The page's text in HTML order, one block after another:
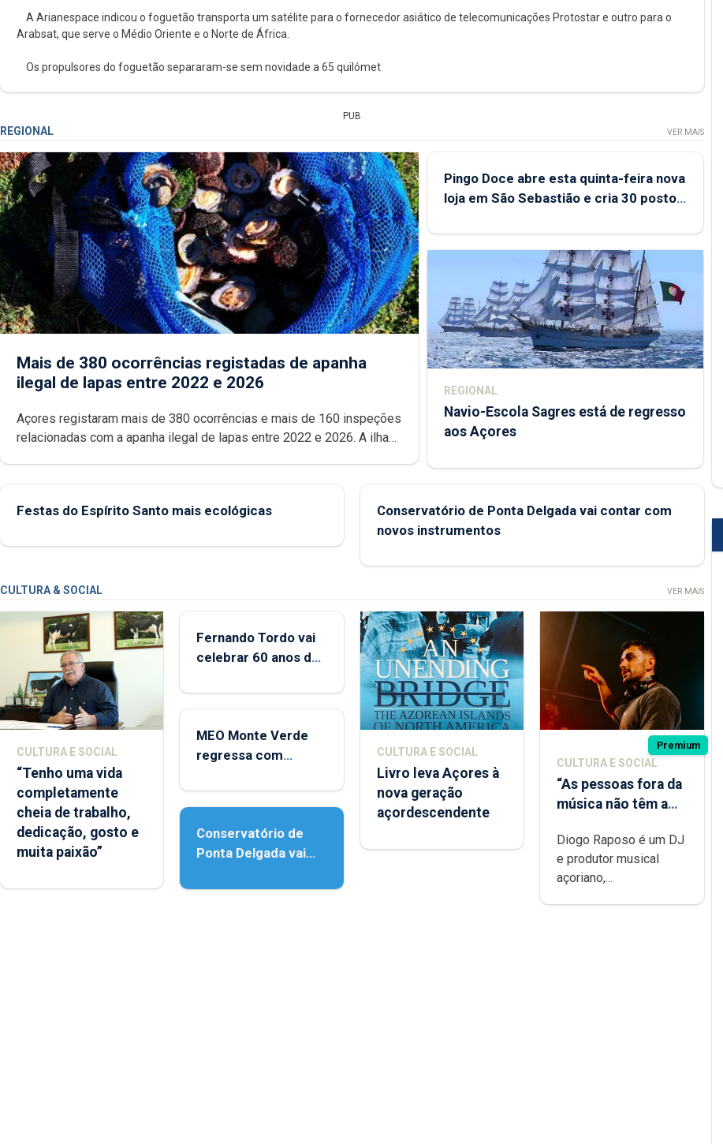
A Arianespace indicou o foguetão transporta um satélite para o fornecedor asiático de telecomunicações Protostar e outro para o
Arabsat, que serve o Médio Oriente e o Norte de África.
Os propulsores do foguetão separaram-se sem novidade a 65 quilómet
PUB
REGIONAL VER MAIS
Mais de 380 ocorrências registadas de apanha
ilegal de lapas entre 2022 e 2026
Açores registaram mais de 380 ocorrências e mais de 160 inspeções
relacionadas com a apanha ilegal de lapas entre 2022 e 2026. A ilha
Pingo Doce abre esta quinta-feira nova
loja em São Sebastião e cria 30 postos
REGIONAL
Navio-Escola Sagres está de regresso
aos Açores
Festas do Espírito Santo mais ecológicas
Conservatório de Ponta Delgada vai contar com
novos instrumentos
CULTURA & SOCIAL VER MAIS
CULTURA E SOCIAL
“Tenho uma vida
completamente
cheia de trabalho,
dedicação, gosto e
muita paixão”
Fernando Tordo vai
celebrar 60 anos de
Micaelense
MEO Monte Verde
regressa com
acessibilidade
Conservatório de
Ponta Delgada vai
instrumentos
CULTURA E SOCIAL
Livro leva Açores à
nova geração
açordescendente
Premium
CULTURA E SOCIAL
“As pessoas fora da
música não têm a
difícil é produzir
uma música”
Diogo Raposo é um DJ
e produtor musical
açoriano,...